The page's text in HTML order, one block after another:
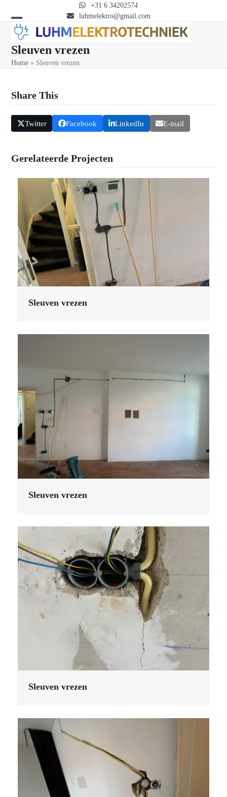
content
+31 6 34202574
luhmelektro@gmail.com
Open
mobile
menu
Close
mobile
menu
Sleuven vrezen
Home » Sleuven vrezen
Share This
Twitter Facebook LinkedIn E-mail
Gerelateerde Projecten
Sleuven vrezen
Sleuven vrezen
Sleuven vrezen